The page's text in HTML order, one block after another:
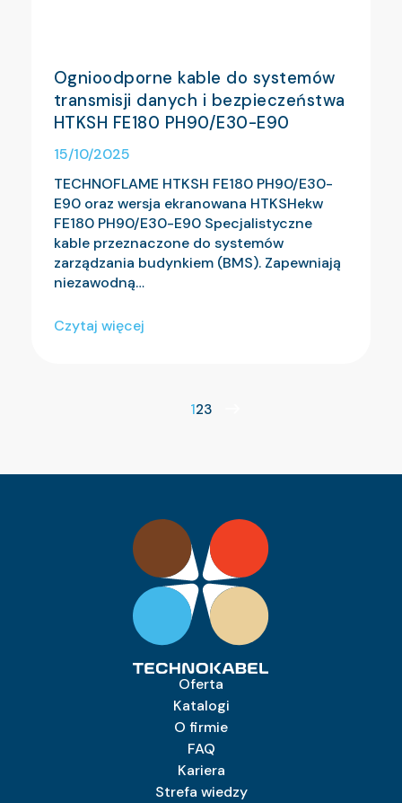
Ognioodporne kable do systemów
transmisji danych i bezpieczeństwa
HTKSH FE180 PH90/E30-E90
15/10/2025
TECHNOFLAME HTKSH FE180 PH90/E30-
E90 oraz wersja ekranowana HTKSHekw
FE180 PH90/E30-E90 Specjalistyczne
kable przeznaczone do systemów
zarządzania budynkiem (BMS). Zapewniają
niezawodną…
Czytaj więcej
123
Oferta
Katalogi
O firmie
FAQ
Kariera
Strefa wiedzy